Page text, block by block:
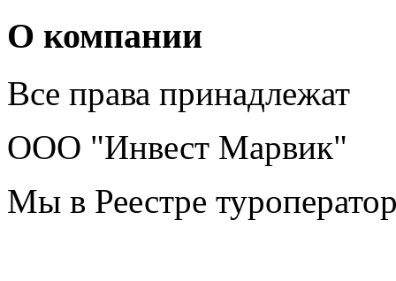
О компании
Все права принадлежат
ООО "Инвест Марвик"
Мы в Реестре